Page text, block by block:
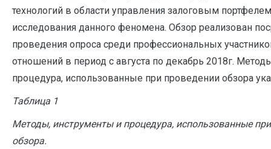
технологий в области управления залоговым
исследования данного феномена. Обзор реализован
проведения опроса среди профессиональных
отношений в период с августа по декабрь 2018г.
процедура, использованные при проведении обзора
Таблица 1
Методы, инструменты и процедура, использованные
обзора.